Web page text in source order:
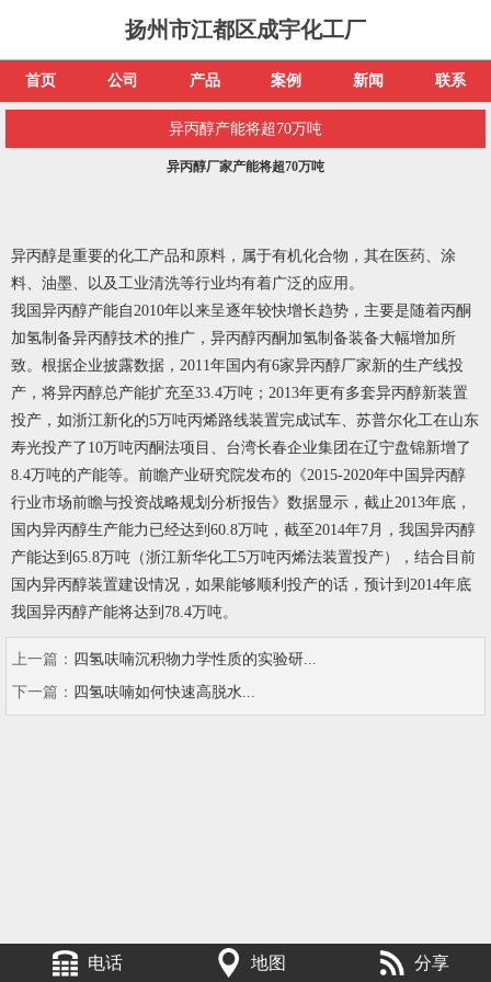
扬州市江都区成宇化工厂
首页 公司 产品 案例 新闻 联系
异丙醇产能将超70万吨
异丙醇厂家产能将超70万吨
异丙醇是重要的化工产品和原料，属于有机化合物，其在医药、涂
料、油墨、以及工业清洗等行业均有着广泛的应用。
我国异丙醇产能自2010年以来呈逐年较快增长趋势，主要是随着丙酮
加氢制备异丙醇技术的推广，异丙醇丙酮加氢制备装备大幅增加所
致。根据企业披露数据，2011年国内有6家异丙醇厂家新的生产线投
产，将异丙醇总产能扩充至33.4万吨；2013年更有多套异丙醇新装置
投产，如浙江新化的5万吨丙烯路线装置完成试车、苏普尔化工在山东
寿光投产了10万吨丙酮法项目、台湾长春企业集团在辽宁盘锦新增了
8.4万吨的产能等。前瞻产业研究院发布的《2015-2020年中国异丙醇
行业市场前瞻与投资战略规划分析报告》数据显示，截止2013年底，
国内异丙醇生产能力已经达到60.8万吨，截至2014年7月，我国异丙醇
产能达到65.8万吨（浙江新华化工5万吨丙烯法装置投产），结合目前
国内异丙醇装置建设情况，如果能够顺利投产的话，预计到2014年底
我国异丙醇产能将达到78.4万吨。
上一篇： 四氢呋喃沉积物力学性质的实验研...
下一篇： 四氢呋喃如何快速高脱水...
电话 地图 分享